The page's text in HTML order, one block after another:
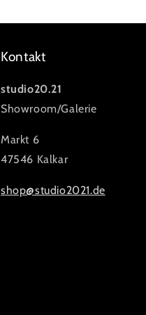
Kontakt
studio20.21
Showroom/Galerie
Markt 6
47546 Kalkar
shop@studio2021.de